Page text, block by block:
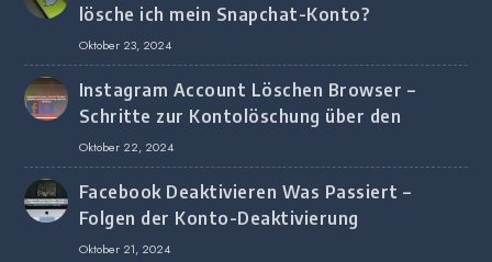
lösche ich mein Snapchat-Konto?
Oktober 23, 2024
Instagram Account Löschen Browser –
Schritte zur Kontolöschung über den
Browser
Oktober 22, 2024
Facebook Deaktivieren Was Passiert –
Folgen der Konto-Deaktivierung
Oktober 21, 2024